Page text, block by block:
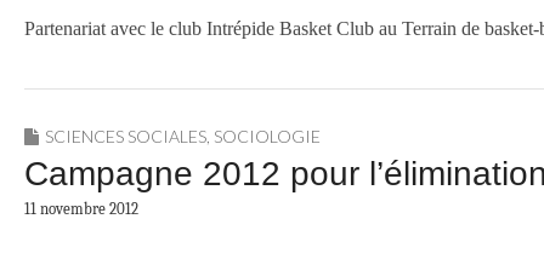
Partenariat avec le club Intrépide Basket Club au Terrain de
SCIENCES SOCIALES SOCIOLOGIE
Campagne 2012 pour
11 novembre 2012